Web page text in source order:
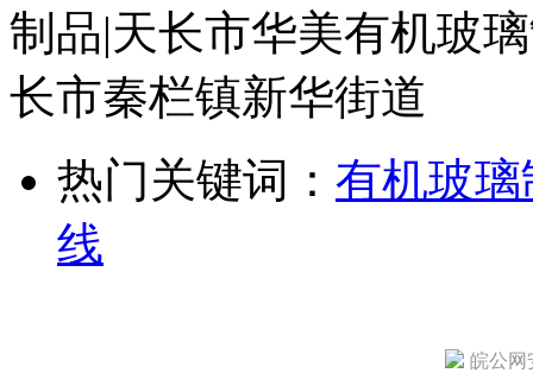
制品|天长市华美有机玻
长市秦栏镇新华街道
热门关键词： 有机玻璃
线
皖公网